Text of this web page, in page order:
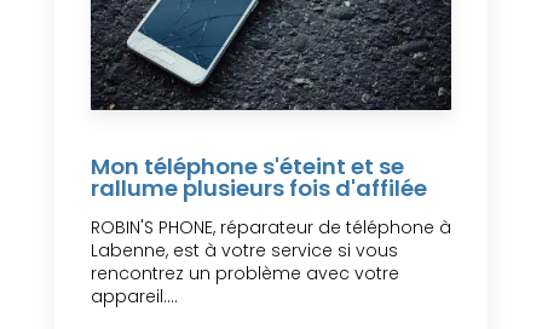
Mon téléphone s'éteint et se
rallume plusieurs fois d'affilée
ROBIN'S PHONE, réparateur de téléphone à
Labenne, est à votre service si vous
rencontrez un problème avec votre
appareil....